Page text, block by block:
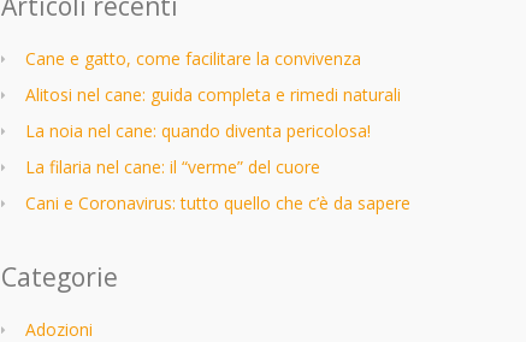
Cane e gatto, come facilitare la convivenza
Alitosi nel cane: guida completa e rimedi naturali
La noia nel cane: quando diventa pericolosa!
La filaria nel cane: il “verme” del cuore
Cani e Coronavirus: tutto quello che c’è da sapere
Categorie
Adozioni